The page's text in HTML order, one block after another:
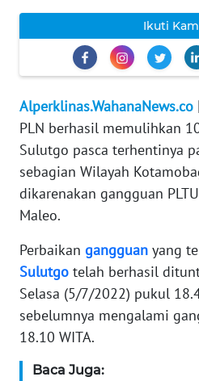
Ikuti
Alperklinas.WahanaNews.co
PLN berhasil memulihkan
Sulutgo pasca terhentinya
sebagian Wilayah
dikarenakan gangguan
Maleo.
Perbaikan gangguan yang
Sulutgo telah berhasil
Selasa (5/7/2022) pukul
sebelumnya mengalami
18.10 WITA.
Baca Juga:
TENTANG
PEDOMAN
MEDIA
SIBER
REDAKSI
KARIR
DISCLAIMER
Wahana
News
Regional